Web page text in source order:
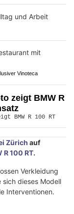
Vinoteca
zeigt BMW R
Zürich auf
100 RT.
Verkleidung
dieses Modell
Interventionen.